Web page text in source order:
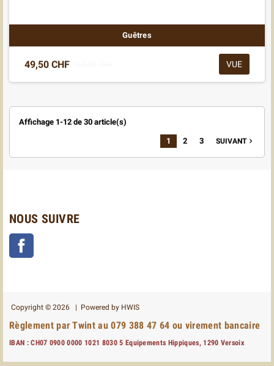
Guêtres
49,50 CHF VUE
Affichage 1-12 de 30 article(s)
1 2 3 SUIVANT
NOUS SUIVRE
Copyright © 2026 | Powered by HWIS
Règlement par Twint au 079 388 47 64 ou virement bancaire
IBAN : CH07 0900 0000 1021 8030 5 Equipements Hippiques, 1290 Versoix